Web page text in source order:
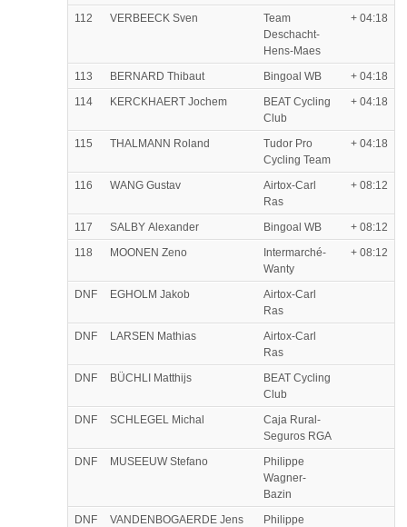
112 VERBEECK Sven
Team
Deschacht-
Hens-Maes
+ 04:18
113 BERNARD Thibaut Bingoal WB
+ 04:18
114
KERCKHAERT Jochem
BEAT Cycling
Club
+ 04:18
115 THALMANN Roland
Tudor Pro
Cycling Team
+ 04:18
116 WANG Gustav
Airtox-Carl
Ras
+ 08:12
117 SALBY Alexander Bingoal WB
+ 08:12
118
MOONEN Zeno
Intermarché-
Wanty
+ 08:12
DNF EGHOLM Jakob
Airtox-Carl
Ras
DNF
LARSEN Mathias
Airtox-Carl
Ras
DNF
BÜCHLI Matthijs
BEAT Cycling
Club
DNF
SCHLEGEL Michal
Caja Rural-
Seguros RGA
DNF
MUSEEUW Stefano
Philippe
Wagner-
Bazin
DNF
VANDENBOGAERDE Jens
Philippe